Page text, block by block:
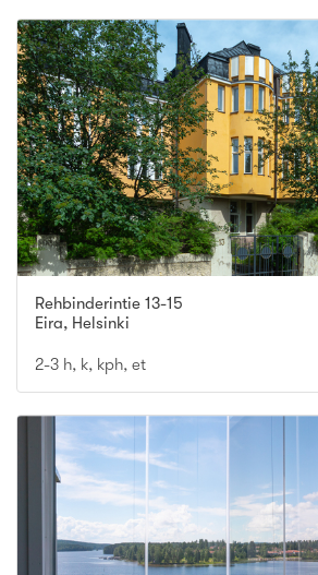
Rehbinderintie 13-15
Eira, Helsinki
2-3 h, k, kph, et